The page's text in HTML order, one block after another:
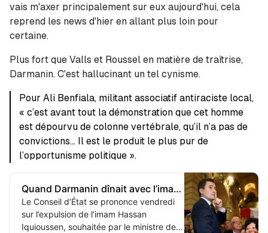
vais m'axer principalement sur eux aujourd'hui, cela
reprend les news d'hier en allant plus loin pour
certaine.
Plus fort que Valls et Roussel en matière de traîtrise,
Darmanin. C'est hallucinant un tel cynisme.
Pour Ali Benfiala, militant associatif antiraciste local,
« c’est avant tout la démonstration que cet homme
est dépourvu de colonne vertébrale, qu’il n’a pas de
convictions... Il est le produit le plus pur de
l’opportunisme politique ».
Quand Darmanin dînait avec l’imam
Iquioussen, qu’il veut à présent
expulser
Le Conseil d’État se prononce vendredi
sur l’expulsion de l’imam Hassan
Iquioussen, souhaitée par le ministre de